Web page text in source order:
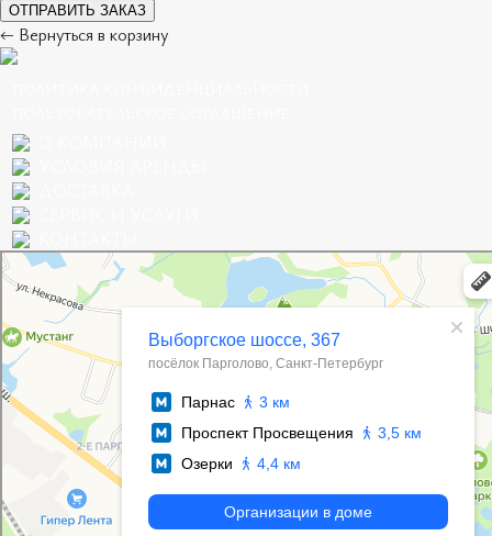
ОТПРАВИТЬ ЗАКАЗ
← Вернуться в корзину